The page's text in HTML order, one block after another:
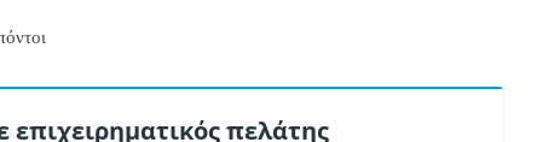
επιχειρηματικός πελάτης